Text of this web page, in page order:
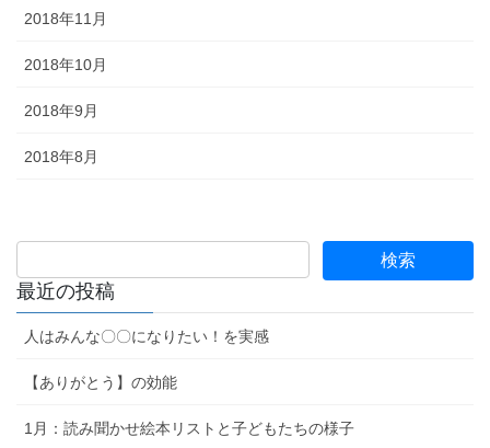
2018年11月
2018年10月
2018年9月
2018年8月
最近の投稿
人はみんな〇〇になりたい！を実感
【ありがとう】の効能
1月：読み聞かせ絵本リストと子どもたちの様子